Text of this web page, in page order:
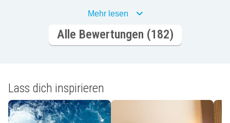
Mehr lesen
Alle Bewertungen (182)
Lass dich inspirieren